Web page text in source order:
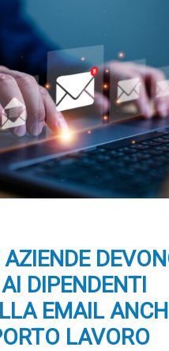
DIPENDENTI
EMAIL
LAVORO